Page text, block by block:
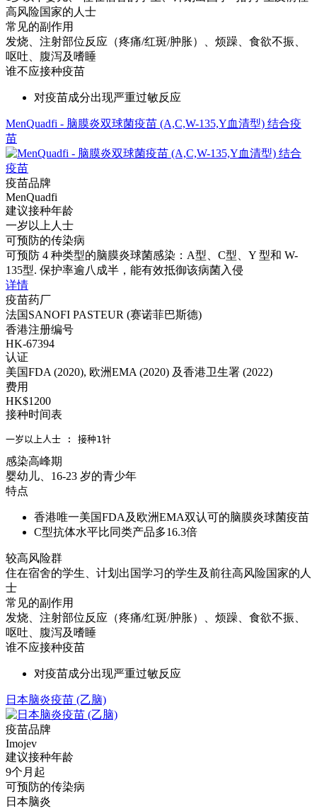
高风险国家的人士
常见的副作用
发烧、注射部位反应（疼痛/红斑/肿胀）、烦躁、食欲不振、
呕吐、腹泻及嗜睡
谁不应接种疫苗
对疫苗成分出现严重过敏反应
MenQuadfi - 脑膜炎双球菌疫苗 (A,C,W-135,Y血清型) 结合疫
苗
疫苗品牌
MenQuadfi
建议接种年龄
一岁以上人士
可预防的传染病
可预防 4 种类型的脑膜炎球菌感染：A型、C型、Y 型和 W-
135型. 保护率逾八成半，能有效抵御该病菌入侵
详情
疫苗药厂
法国SANOFI PASTEUR (赛诺菲巴斯德)
香港注册编号
HK-67394
认证
美国FDA (2020), 欧洲EMA (2020) 及香港卫生署 (2022)
费用
HK$1200
接种时间表
一岁以上人士 : 接种1针
感染高峰期
婴幼儿、16-23 岁的青少年
特点
香港唯一美国FDA及欧洲EMA双认可的脑膜炎球菌疫苗
C型抗体水平比同类产品多16.3倍
较高风险群
住在宿舍的学生、计划出国学习的学生及前往高风险国家的人
士
常见的副作用
发烧、注射部位反应（疼痛/红斑/肿胀）、烦躁、食欲不振、
呕吐、腹泻及嗜睡
谁不应接种疫苗
对疫苗成分出现严重过敏反应
日本脑炎疫苗 (乙脑)
疫苗品牌
Imojev
建议接种年龄
9个月起
可预防的传染病
日本脑炎